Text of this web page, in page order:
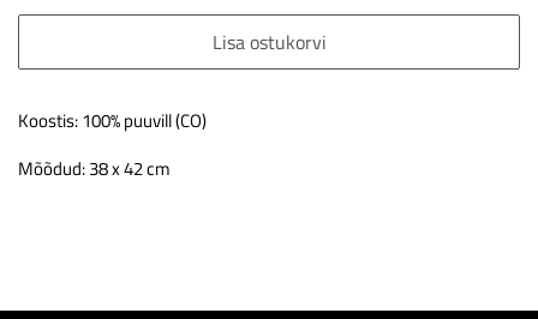
Lisa ostukorvi
Koostis: 100% puuvill (CO)
Mõõdud: 38 x 42 cm